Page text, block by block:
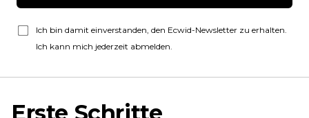
Ich bin damit einverstanden, den Ecwid-Newsletter zu erhalten.
Ich kann mich jederzeit abmelden.